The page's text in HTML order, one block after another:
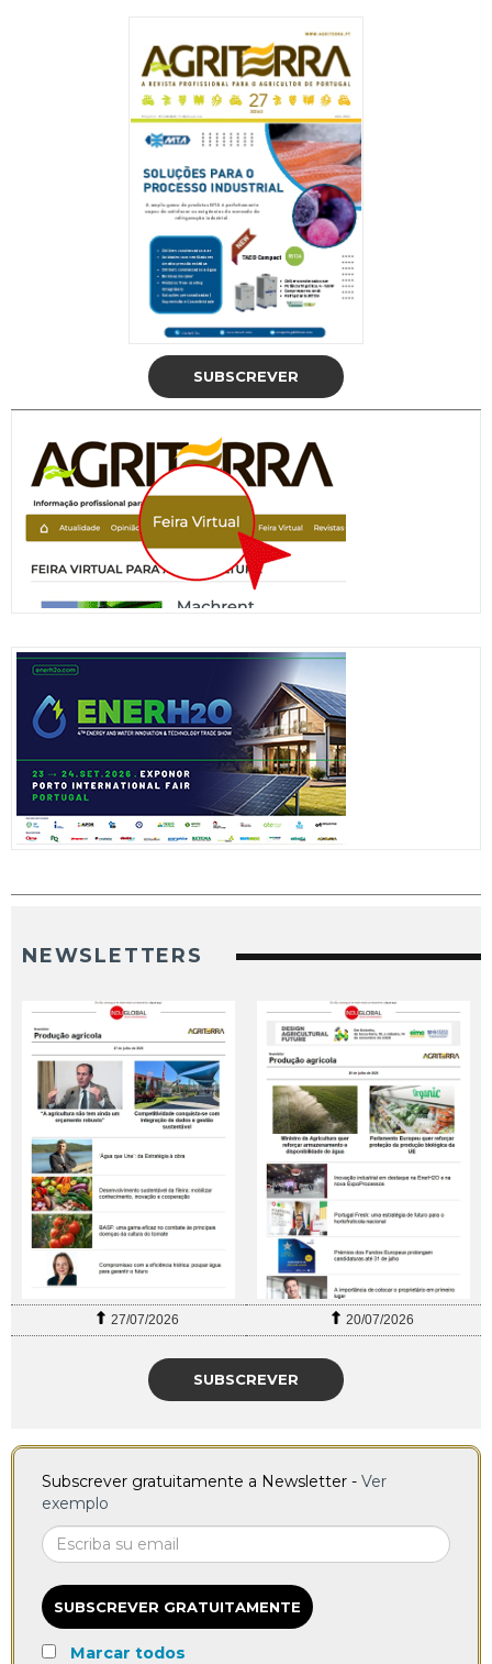
SUBSCREVER
NEWSLETTERS
27/07/2026 20/07/2026
SUBSCREVER
Subscrever gratuitamente a Newsletter - Ver
exemplo
SUBSCREVER GRATUITAMENTE
Marcar todos